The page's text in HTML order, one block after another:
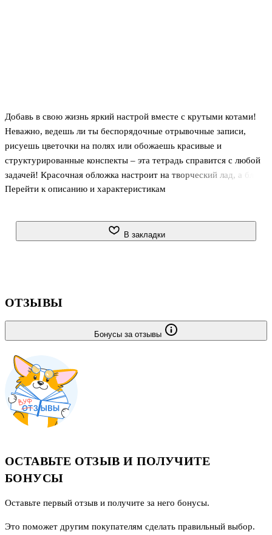
Добавь в свою жизнь яркий настрой вместе с крутыми котами!
Неважно, ведешь ли ты беспорядочные отрывочные записи,
рисуешь цветочки на полях или обожаешь красивые и
структурированные конспекты – эта тетрадь справится с любой
задачей! Красочная обложка настроит на творческий лад, а блок
в клетку идеально подойдет для лекций или фиксации новых
Перейти к описанию и характеристикам
В закладки
ОТЗЫВЫ
Бонусы за отзывы
ОСТАВЬТЕ ОТЗЫВ И ПОЛУЧИТЕ
БОНУСЫ
Оставьте первый отзыв и получите за него бонусы.
Это поможет другим покупателям сделать правильный выбор.